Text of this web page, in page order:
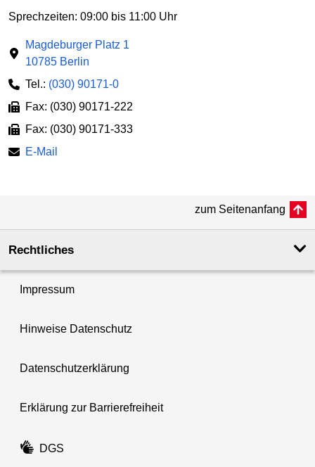
Sprechzeiten: 09:00 bis 11:00 Uhr
Magdeburger Platz 1
10785 Berlin
Tel.: (030) 90171-0
Fax: (030) 90171-222
Fax: (030) 90171-333
E-Mail
zum Seitenanfang
Rechtliches
Impressum
Hinweise Datenschutz
Datenschutzerklärung
Erklärung zur Barrierefreiheit
DGS